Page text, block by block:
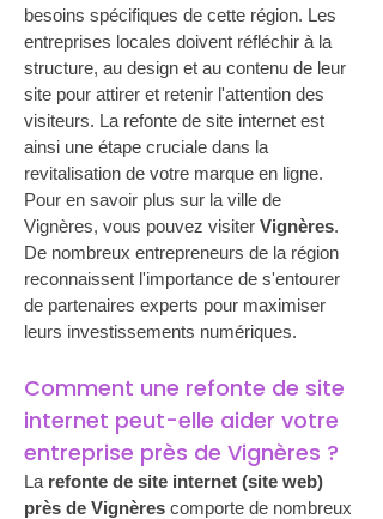
besoins spécifiques de cette région. Les
entreprises locales doivent réfléchir à la
structure, au design et au contenu de leur
site pour attirer et retenir l'attention des
visiteurs. La refonte de site internet est
ainsi une étape cruciale dans la
revitalisation de votre marque en ligne.
Pour en savoir plus sur la ville de
Vignères, vous pouvez visiter Vignères.
De nombreux entrepreneurs de la région
reconnaissent l'importance de s'entourer
de partenaires experts pour maximiser
leurs investissements numériques.
Comment une refonte de site
internet peut-elle aider votre
entreprise près de Vignères ?
La refonte de site internet (site web)
près de Vignères comporte de nombreux